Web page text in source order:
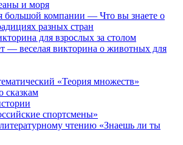
и моря
большой компании — Что вы знаете о
разных стран
для взрослых за столом
— веселая викторина о животных для
«Теория множеств»
сказкам
спортсмены»
чтению «Знаешь ли ты